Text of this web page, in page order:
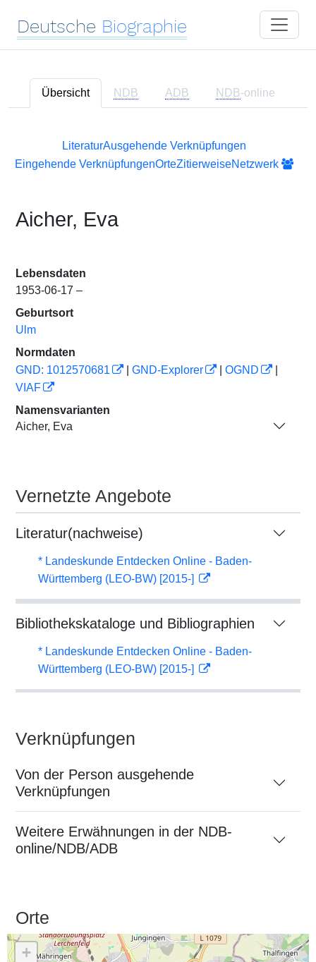
Deutsche Biographie
Übersicht NDB ADB NDB-online
LiteraturAusgehende Verknüpfungen
Eingehende VerknüpfungenOrteZitierweiseNetzwerk
Aicher, Eva
Lebensdaten
1953-06-17 –
Geburtsort
Ulm
Normdaten
GND: 1012570681
GND-Explorer OGND
VIAF
Namensvarianten
Aicher, Eva
Vernetzte Angebote
Literatur(nachweise)
* Landeskunde Entdecken Online - Baden-
Württemberg (LEO-BW) [2015-]
Bibliothekskataloge und Bibliographien
* Landeskunde Entdecken Online - Baden-
Württemberg (LEO-BW) [2015-]
Verknüpfungen
Von der Person ausgehende
Verknüpfungen
Weitere Erwähnungen in der NDB-
online/NDB/ADB
Orte
+